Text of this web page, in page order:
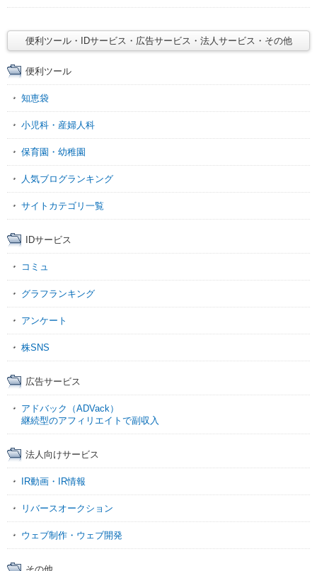
便利ツール・IDサービス・広告サービス・法人サービス・その他
便利ツール
知恵袋
小児科・産婦人科
保育園・幼稚園
人気ブログランキング
サイトカテゴリ一覧
IDサービス
コミュ
グラフランキング
アンケート
株SNS
広告サービス
アドバック（ADVack）
継続型のアフィリエイトで副収入
法人向けサービス
IR動画・IR情報
リバースオークション
ウェブ制作・ウェブ開発